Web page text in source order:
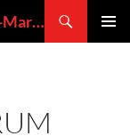
VOLCANMANIA : le blog de Jacques-Marie BARDINTZEFF, volcanologue